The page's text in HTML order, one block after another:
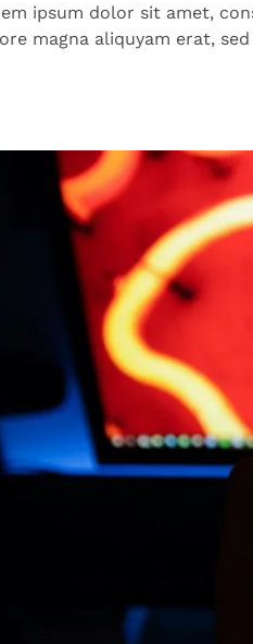
ipsum dolor sit amet,
magna aliquyam erat,